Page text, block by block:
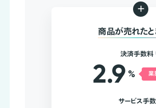
+
商品が売れたと
決済手数料
2.9 % 業
サービス手